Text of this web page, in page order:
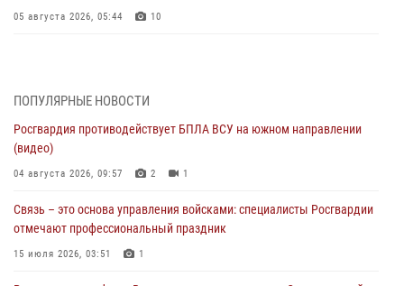
05 августа 2026, 05:44 10
04 августа 2026, 09:57 2
Росгвардия приняла участие в обеспечении безопасности Дня
города в Екатеринбурге
03 августа 2026, 07:43 3
Росгвардия приняла участие в межведомственном
антитеррористическом учении в Свердловской области
31 июля 2026, 12:27 1
ПОПУЛЯРНЫЕ НОВОСТИ
Росгвардия противодействует БПЛА ВСУ на южном направлении
(видео)
04 августа 2026, 09:57 2 1
Связь – это основа управления войсками: специалисты Росгвардии
отмечают профессиональный праздник
15 июля 2026, 03:51 1